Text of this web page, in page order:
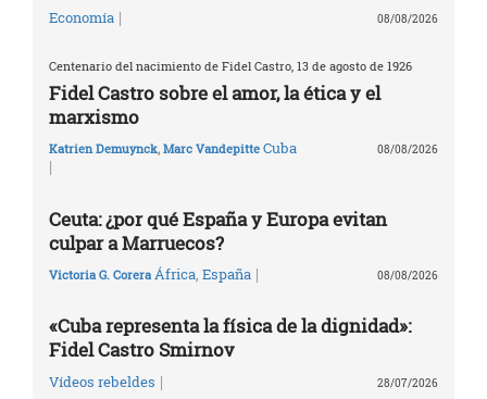
Economía | 08/08/2026
Centenario del nacimiento de Fidel Castro, 13 de agosto de 1926
Fidel Castro sobre el amor, la ética y el
marxismo
Katrien Demuynck, Marc Vandepitte Cuba
|
08/08/2026
Ceuta: ¿por qué España y Europa evitan
culpar a Marruecos?
Victoria G. Corera África España | 08/08/2026
«Cuba representa la física de la dignidad»:
Fidel Castro Smirnov
Vídeos rebeldes | 28/07/2026